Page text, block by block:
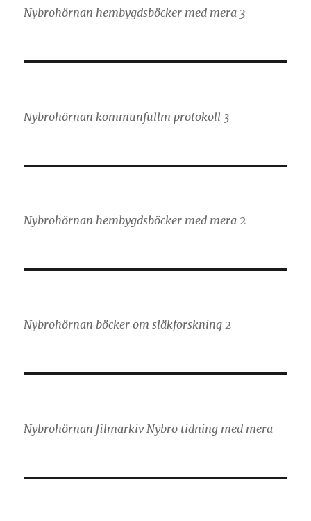
Nybrohörnan hembygdsböcker med mera 3
Nybrohörnan kommunfullm protokoll 3
Nybrohörnan hembygdsböcker med mera 2
Nybrohörnan böcker om släkforskning 2
Nybrohörnan filmarkiv Nybro tidning med mera